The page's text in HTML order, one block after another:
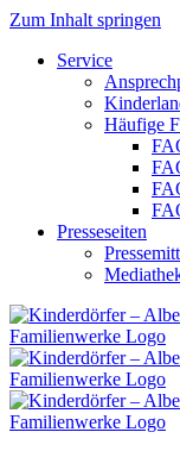
Zum Inhalt springen
Service
Häufige
Presseseiten